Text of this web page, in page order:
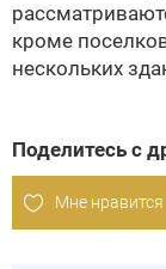
кроме
нескольких
Поделитесь с
Мне нравится